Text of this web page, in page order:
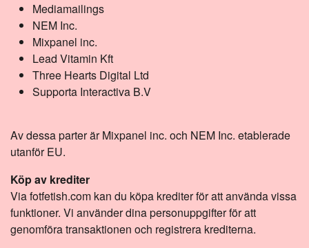
Mediamailings
NEM Inc.
Mixpanel inc.
Lead Vitamin Kft
Three Hearts Digital Ltd
Supporta Interactiva B.V
Av dessa parter är Mixpanel inc. och NEM Inc. etablerade
utanför EU.
Köp av krediter
Via fotfetish.com kan du köpa krediter för att använda vissa
funktioner. Vi använder dina personuppgifter för att
genomföra transaktionen och registrera krediterna.